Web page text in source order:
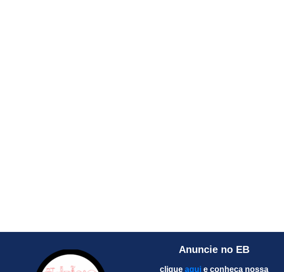
Anuncie no EB
clique aqui e conheça nossa